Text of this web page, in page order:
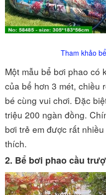
Tham khảo
Một mẫu bể bơi phao có
của bể hơn 3 mét, chiều
bé cùng vui chơi. Đặc
triệu 200 ngàn đồng.
bơi trẻ em được rất
thích.
2. Bể bơi phao cầu